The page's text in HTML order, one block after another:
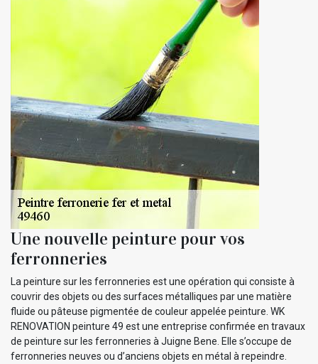
Une nouvelle peinture pour vos
ferronneries
La peinture sur les ferronneries est une opération qui consiste à
couvrir des objets ou des surfaces métalliques par une matière
fluide ou pâteuse pigmentée de couleur appelée peinture. WK
RENOVATION peinture 49 est une entreprise confirmée en travaux
de peinture sur les ferronneries à Juigne Bene. Elle s’occupe de
ferronneries neuves ou d’anciens objets en métal à repeindre.